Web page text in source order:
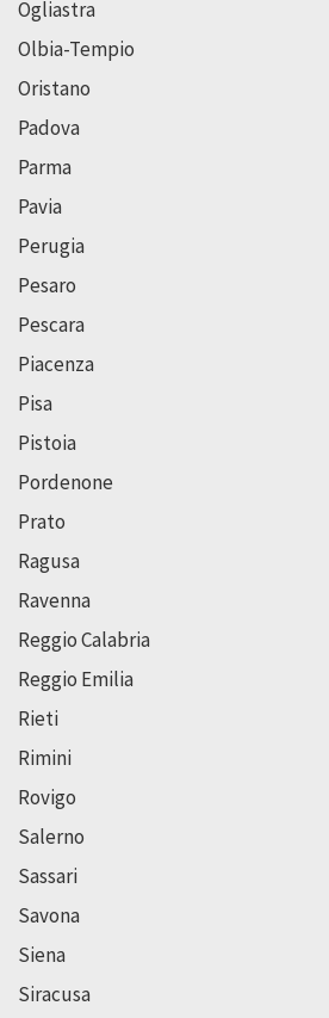
Ogliastra
Olbia-Tempio
Oristano
Padova
Parma
Pavia
Perugia
Pesaro
Pescara
Piacenza
Pisa
Pistoia
Pordenone
Prato
Ragusa
Ravenna
Reggio Calabria
Reggio Emilia
Rieti
Rimini
Rovigo
Salerno
Sassari
Savona
Siena
Siracusa